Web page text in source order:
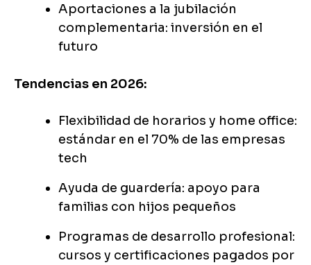
Aportaciones a la jubilación
complementaria: inversión en el
futuro
Tendencias en 2026:
Flexibilidad de horarios y home office:
estándar en el 70% de las empresas
tech
Ayuda de guardería: apoyo para
familias con hijos pequeños
Programas de desarrollo profesional:
cursos y certificaciones pagados por